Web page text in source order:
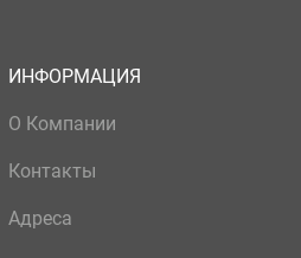
ИНФОРМАЦИЯ
О Компании
Контакты
Адреса